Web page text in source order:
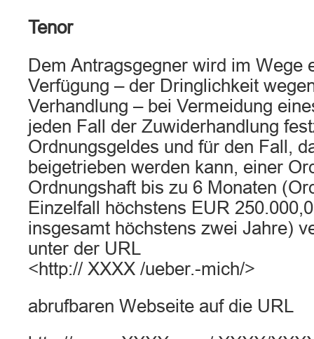
Tenor
Dem Antragsgegner wird im Wege
Verfügung – der Dringlichkeit
Verhandlung – bei Vermeidung
jeden Fall der Zuwiderhandlung
Ordnungsgeldes und für den Fall,
beigetrieben werden kann, einer
Ordnungshaft bis zu 6 Monaten
Einzelfall höchstens EUR
insgesamt höchstens zwei Jahre)
unter der URL
<http:// XXXX /ueber.-mich/>
abrufbaren Webseite auf die URL